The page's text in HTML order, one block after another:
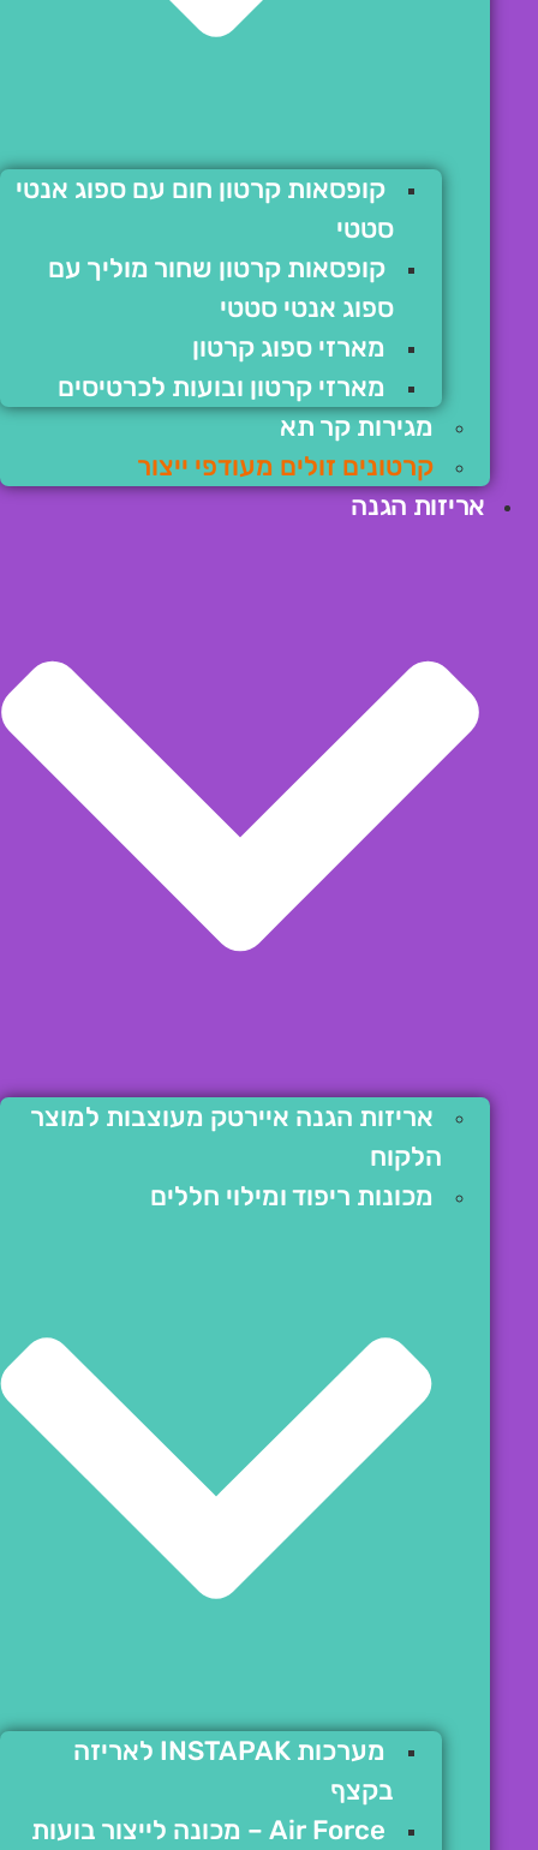
קופסאות קרטון חום עם ספוג אנטי
סטטי
קופסאות קרטון שחור מוליך עם
ספוג אנטי סטטי
מארזי ספוג קרטון
מארזי קרטון ובועות לכרטיסים
מגירות קר תא
קרטונים זולים מעודפי ייצור
אריזות הגנה
אריזות הגנה איירטק מעוצבות למוצר
הלקוח
מכונות ריפוד ומילוי חללים
מערכות INSTAPAK לאריזה
בקצף
Air Force – מכונה לייצור בועות